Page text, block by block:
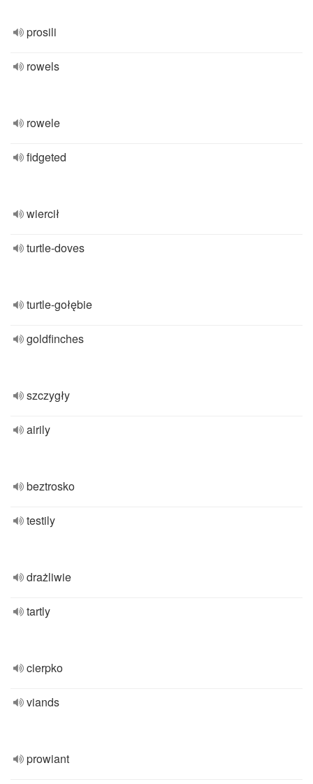
prosili
rowels
rowele
fidgeted
wiercił
turtle-doves
turtle-gołębie
goldfinches
szczygły
airily
beztrosko
testily
drażliwie
tartly
cierpko
viands
prowiant